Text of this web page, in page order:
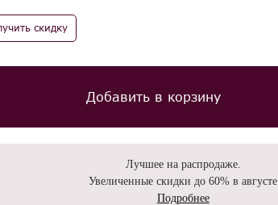
скидку
Добавить в корзину
Лучшее на распродаже.
Увеличенные скидки до 60% в августе
Подробнее